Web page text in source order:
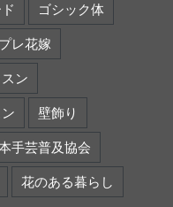
ゴシック体
プレ花嫁
ン
壁飾り
手芸普及協会
花のある暮らし